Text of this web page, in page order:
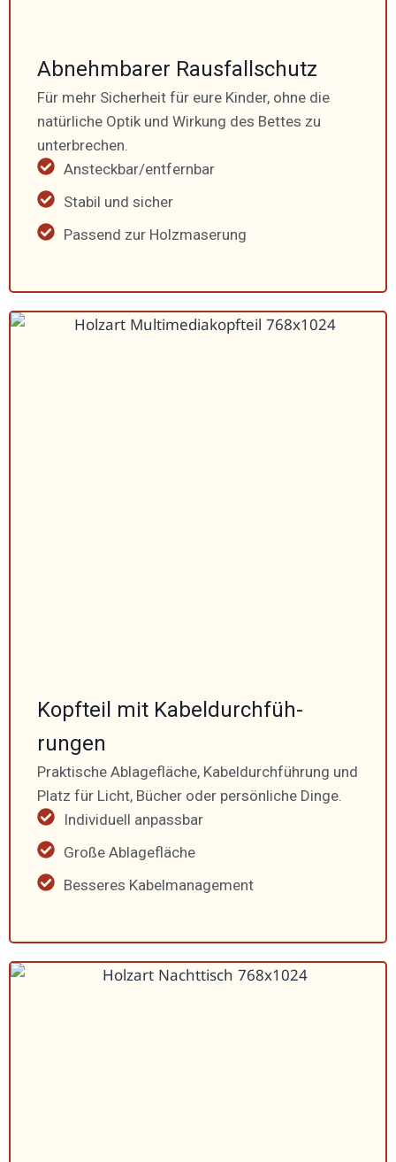
Abnehm­barer Rausfall­schutz
Für mehr Sicherheit für eure Kinder, ohne die
natür­liche Optik und Wirkung des Bettes zu
unter­brechen.
Ansteckbar/entfernbar
Stabil und sicher
Passend zur Holzma­serung
Kopfteil mit Kabel­durch­füh­
rungen
Praktische Ablage­fläche, Kabel­durch­führung und
Platz für Licht, Bücher oder persön­liche Dinge.
Indivi­duell anpassbar
Große Ablage­fläche
Besseres Kabel­ma­nagement